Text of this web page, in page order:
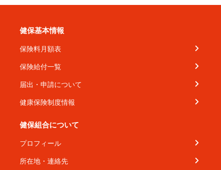
健保基本情報
保険料月額表
保険給付一覧
届出・申請について
健康保険制度情報
健保組合について
プロフィール
所在地・連絡先